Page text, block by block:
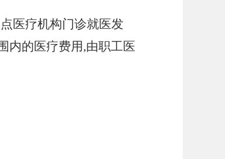
医疗机构门诊就医发
内的医疗费用,由职工医